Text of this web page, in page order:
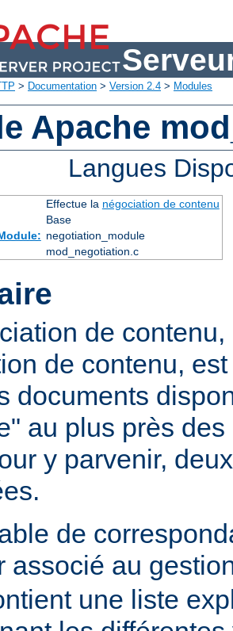
> Documentation > Version 2.4 > Modules
Apache
Langues
Effectue la négociation de contenu
Base
negotiation_module
mod_negotiation.c
de
de contenu,
documents
au plus près
y parvenir,
de
associé au
une liste